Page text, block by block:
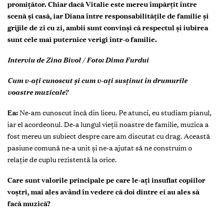
promițător. Chiar dacă Vitalie este mereu împărțit între
scenă și casă, iar Diana între responsabilitățile de familie și
grijile de zi cu zi, ambii sunt convinși că respectul și iubirea
sunt cele mai puternice verigi într-o familie.
Interviu de Zina Bivol / Foto: Dima Furdui
Cum v-ați cunoscut și cum v-ați susținut în drumurile
voastre muzicale?
Ea:Ne-am cunoscut încă din liceu. Pe atunci, eu studiam pianul,
iar el acordeonul. De-a lungul vieții noastre de familie, muzica a
fost mereu un subiect despre care am discutat cu drag. Această
pasiune comună ne-a unit și ne-a ajutat să ne construim o
relație de cuplu rezistentă la orice.
Care sunt valorile principale pe care le-ați insuflat copiilor
voștri, mai ales având în vedere că doi dintre ei au ales să
facă muzică?